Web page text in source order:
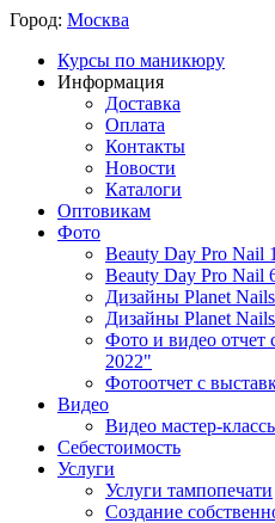
Город: Москва
Курсы по маникюру
Информация
Доставка
Оплата
Контакты
Новости
Каталоги
Оптовикам
Фото
Beauty Day Pro Nail
Beauty Day Pro Nail
Дизайны Planet
Дизайны Planet
Фото и видео отчет
2022"
Фотоотчет с
Видео
Видео мастер-
Себестоимость
Услуги
Услуги тампопечати
Создание